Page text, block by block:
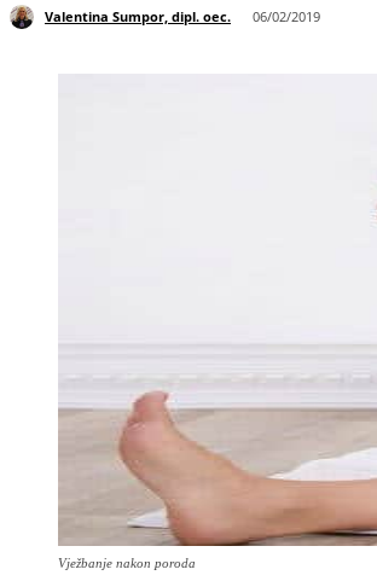
Valentina Sumpor, dipl. oec. 06/02/2019
Vježbanje nakon poroda